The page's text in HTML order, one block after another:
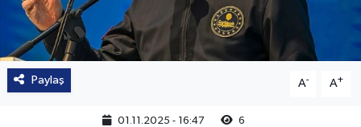
Paylaş A- A+
01.11.2025 - 16:47 6